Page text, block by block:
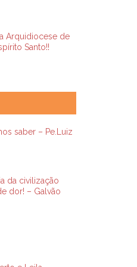
Arquidiocese de
Santo!!
saber – Pe.Luiz
da civilização
dor! – Galvão